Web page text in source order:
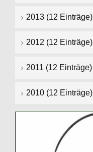
2013 (12 Einträge)
2012 (12 Einträge)
2011 (12 Einträge)
2010 (12 Einträge)